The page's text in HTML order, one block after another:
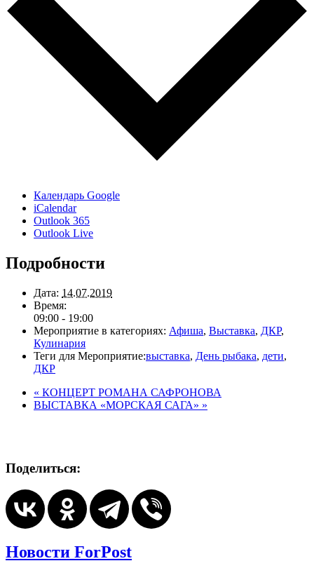
Календарь Google
iCalendar
Outlook 365
Outlook Live
Подробности
Дата: 14.07.2019
Время:
09:00 - 19:00
Мероприятие в категориях: Афиша, Выставка, ДКР,
Кулинария
Теги для Мероприятие:выставка, День рыбака, дети,
ДКР
« КОНЦЕРТ РОМАНА САФРОНОВА
ВЫСТАВКА «МОРСКАЯ САГА» »
Поделиться:
Новости ForPost